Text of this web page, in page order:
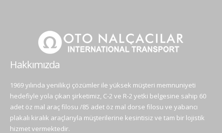
Hakkımızda
1969 yılında yenilikçi çözümler ile yüksek müşteri memnuniyeti
hedefiyle yola çıkan şirketimiz, C-2 ve R-2 yetki belgesine sahip 60
adet öz mal araç filosu /85 adet öz mal dorse filosu ve yabancı
plakalı kiralık araçlarıyla müşterilerine kesintisiz ve tam bir lojistik
hizmet vermektedir.